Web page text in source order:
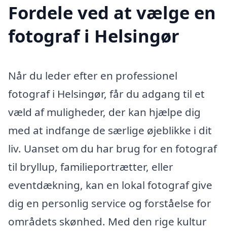
Fordele ved at vælge en
fotograf i Helsingør
Når du leder efter en professionel
fotograf i Helsingør, får du adgang til et
væld af muligheder, der kan hjælpe dig
med at indfange de særlige øjeblikke i dit
liv. Uanset om du har brug for en fotograf
til bryllup, familieportrætter, eller
eventdækning, kan en lokal fotograf give
dig en personlig service og forståelse for
områdets skønhed. Med den rige kultur